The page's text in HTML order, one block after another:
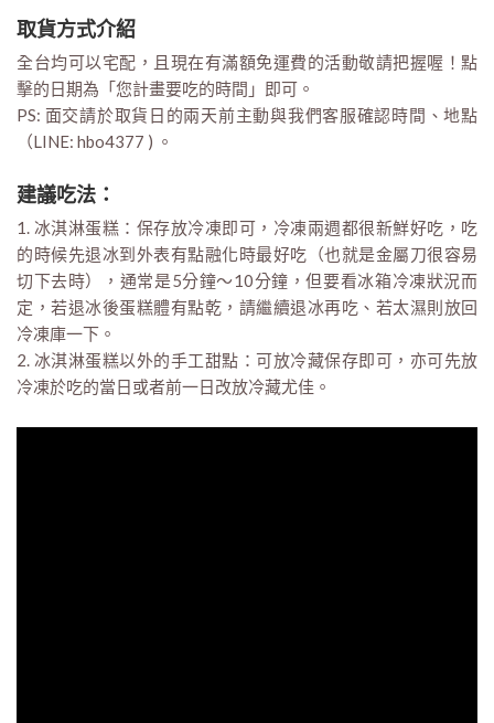
取貨方式介紹
全台均可以宅配，且現在有滿額免運費的活動敬請把握喔！點
擊的日期為「您計畫要吃的時間」即可。
PS: 面交請於取貨日的兩天前主動與我們客服確認時間、地點
（LINE: hbo4377 ) 。
建議吃法：
1. 冰淇淋蛋糕：保存放冷凍即可，冷凍兩週都很新鮮好吃，吃
的時候先退冰到外表有點融化時最好吃（也就是金屬刀很容易
切下去時），通常是5分鐘～10分鐘，但要看冰箱冷凍狀況而
定，若退冰後蛋糕體有點乾，請繼續退冰再吃、若太濕則放回
冷凍庫一下。
2. 冰淇淋蛋糕以外的手工甜點：可放冷藏保存即可，亦可先放
冷凍於吃的當日或者前一日改放冷藏尤佳。